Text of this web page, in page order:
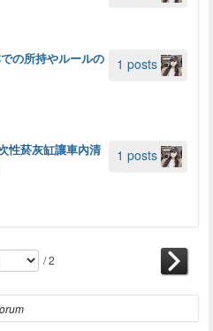
1 posts
の所持やルールの
1 posts
性菸灰缸讓車內清
/ 2